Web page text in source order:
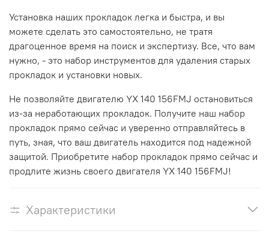
Установка наших прокладок легка и быстра, и вы
можете сделать это самостоятельно, не тратя
драгоценное время на поиск и экспертизу. Все, что вам
нужно, - это набор инструментов для удаления старых
прокладок и установки новых.
Не позволяйте двигателю YX 140 156FMJ остановиться
из-за неработающих прокладок. Получите наш набор
прокладок прямо сейчас и уверенно отправляйтесь в
путь, зная, что ваш двигатель находится под надежной
защитой. Приобретите набор прокладок прямо сейчас и
продлите жизнь своего двигателя YX 140 156FMJ!
Характеристики